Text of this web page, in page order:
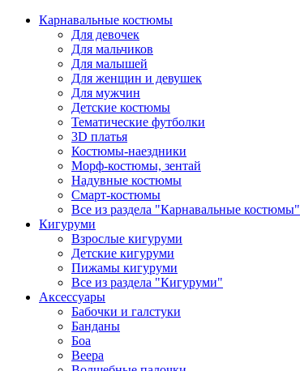
Карнавальные костюмы
Для девочек
Для мальчиков
Для малышей
Для женщин и девушек
Для мужчин
Детские костюмы
Тематические футболки
3D платья
Костюмы-наездники
Морф-костюмы, зентай
Надувные костюмы
Смарт-костюмы
Все из раздела "Карнавальные костюмы"
Кигуруми
Взрослые кигуруми
Детские кигуруми
Пижамы кигуруми
Все из раздела "Кигуруми"
Аксессуары
Бабочки и галстуки
Банданы
Боа
Веера